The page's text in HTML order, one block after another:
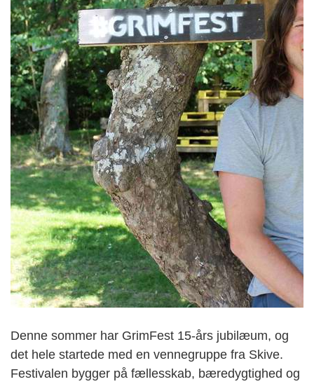
Denne sommer har GrimFest 15-års jubilæum, og
det hele startede med en vennegruppe fra Skive.
Festivalen bygger på fællesskab, bæredygtighed og